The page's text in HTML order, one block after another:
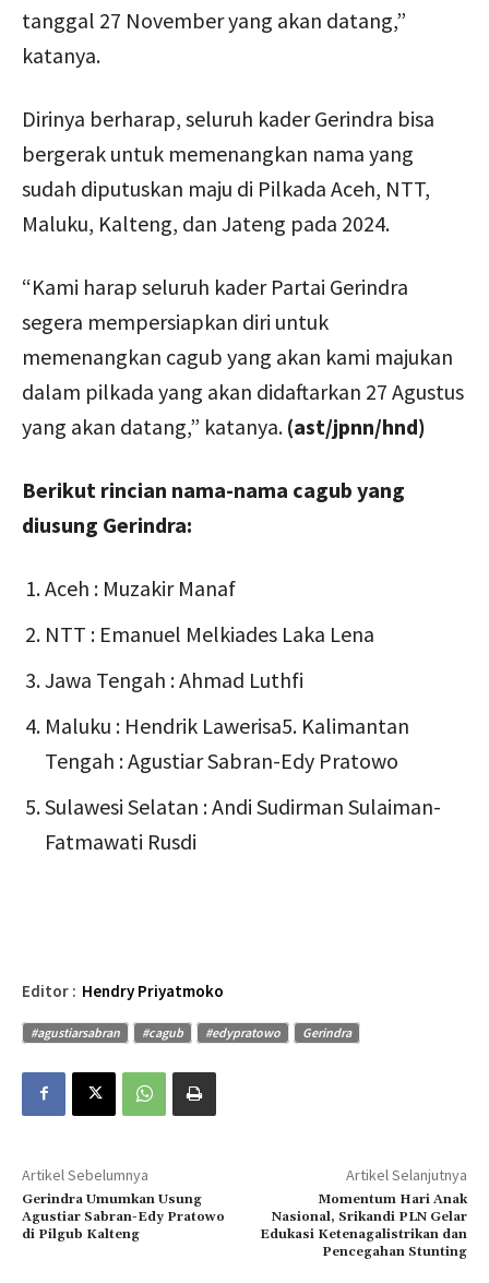
tanggal 27 November yang akan datang,”
katanya.
Dirinya berharap, seluruh kader Gerindra bisa
bergerak untuk memenangkan nama yang
sudah diputuskan maju di Pilkada Aceh, NTT,
Maluku, Kalteng, dan Jateng pada 2024.
“Kami harap seluruh kader Partai Gerindra
segera mempersiapkan diri untuk
memenangkan cagub yang akan kami majukan
dalam pilkada yang akan didaftarkan 27 Agustus
yang akan datang,” katanya. (ast/jpnn/hnd)
Berikut rincian nama-nama cagub yang
diusung Gerindra:
Aceh : Muzakir Manaf
⁠NTT : Emanuel Melkiades Laka Lena
⁠Jawa Tengah : Ahmad Luthfi
Maluku : Hendrik Lawerisa5. Kalimantan
Tengah : Agustiar Sabran-Edy Pratowo
Sulawesi Selatan : Andi Sudirman Sulaiman-
Fatmawati Rusdi
Editor : Hendry Priyatmoko
#agustiarsabran #cagub #edypratowo Gerindra
Artikel Sebelumnya
Gerindra Umumkan Usung
Agustiar Sabran-Edy Pratowo
di Pilgub Kalteng
Artikel Selanjutnya
Momentum Hari Anak
Nasional, Srikandi PLN Gelar
Edukasi Ketenagalistrikan dan
Pencegahan Stunting